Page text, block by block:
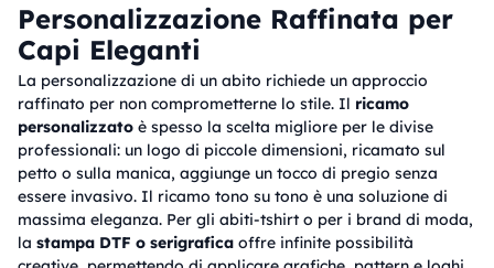
Personalizzazione Raffinata per
Capi Eleganti
La personalizzazione di un abito richiede un approccio
raffinato per non comprometterne lo stile. Il ricamo
personalizzato è spesso la scelta migliore per le divise
professionali: un logo di piccole dimensioni, ricamato sul
petto o sulla manica, aggiunge un tocco di pregio senza
essere invasivo. Il ricamo tono su tono è una soluzione di
massima eleganza. Per gli abiti-tshirt o per i brand di moda,
la stampa DTF o serigrafica offre infinite possibilità